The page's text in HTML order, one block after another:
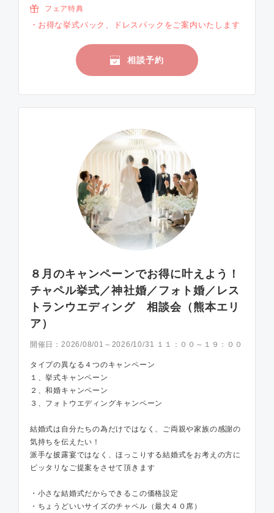
フェア特典
お得な挙式パック、ドレスパックをご案内いたします
相談予約
８月のキャンペーンでお得に叶えよう！
チャペル挙式／神社婚／フォト婚／レス
トランウエディング 相談会（熊本エリ
ア）
開催日： 2026/08/01～2026/10/31 １１：００～１９：００
タイプの異なる４つのキャンペーン
１、挙式キャンペーン
２、和婚キャンペーン
３、フォトウエディングキャンペーン
結婚式は自分たちの為だけではなく、ご両親や家族の感謝の
気持ちを伝えたい！
派手な披露宴ではなく、ほっこりする結婚式をお考えの方に
ピッタリなご提案をさせて頂きます
・小さな結婚式だからできるこの価格設定
・ちょうどいいサイズのチャペル（最大４０席）